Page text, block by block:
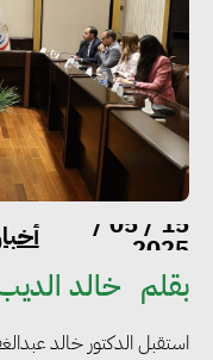
15 / 05 /
2025
بقلم خالد
استقبل الدكتور خالد